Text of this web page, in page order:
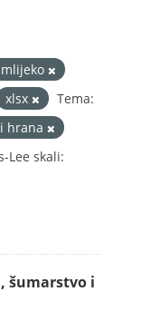
xlsx
Tema:
hrana
Lee skali:
šumarstvo i